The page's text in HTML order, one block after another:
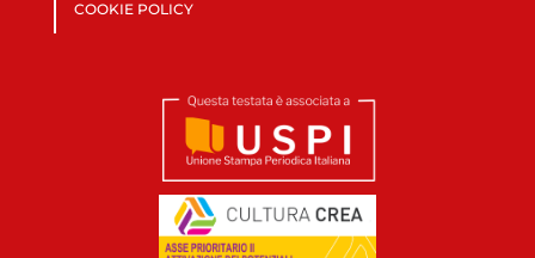
COOKIE POLICY